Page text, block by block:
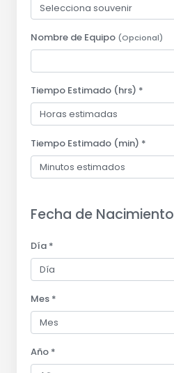
Nombre de Equipo (Opcional)
Tiempo Estimado (hrs) *
Tiempo Estimado (min) *
Fecha de Nacimiento
Día *
Mes *
Año *